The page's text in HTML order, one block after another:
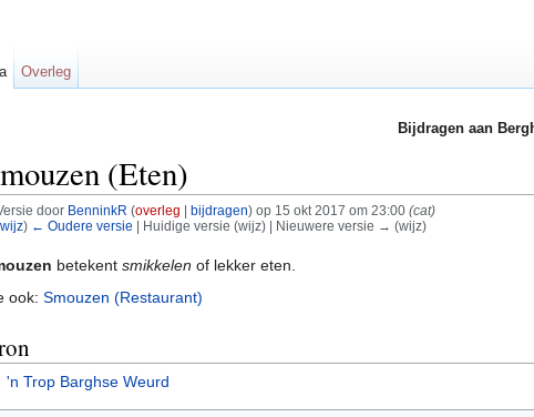
Bijdragen aan
(Eten)
door BenninkR (overleg bijdragen)op 15 okt 2017 om 23:00 (cat)
wijz) ← Oudere versie | Huidige versie (wijz) | Nieuwere versie → (wijz)
betekent smikkelen of lekker eten.
ook: Smouzen (Restaurant)
'n Trop Barghse Weurd
Overleg